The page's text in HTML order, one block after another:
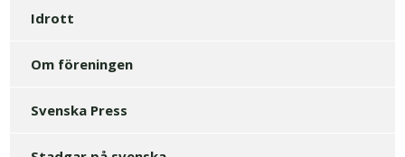
Idrott
Om föreningen
Svenska Press